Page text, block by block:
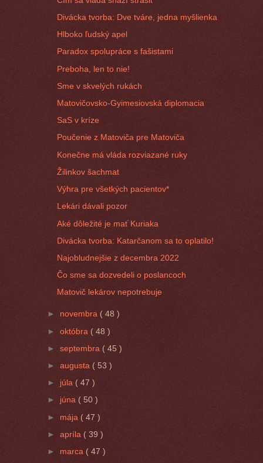
Divácka tvorba: Dve tváre, jedna myšlienka
Hlboko ľudský apel
Paradox spolupráce s fašistami
Preboha, len to nie!
Sme v skvelých rukách
Matovičovsko-Gyimesiovská diplomacia
SaS v kríze
Poučenie z Matoviča pre Matoviča
Konečne má vláda rozviazané ruky
Žilinkov šachmat
Výhra pre všetkých pacientov*
Lekári dávali pozor
Aké dôležité je mať Kuriaka
Divácka tvorba: Katarčanom sa to oplatilo!
Najobludnejšie z decembra 2022
Čo sme sa dozvedeli o poslancoch
Matovič lekárov nepotrebuje
► novembra ( 48 )
►októbra ( 48 )
►septembra ( 45 )
►augusta ( 53 )
► júla( 47 )
► júna ( 50 )
► mája ( 47 )
►apríla ( 39 )
► marca ( 47 )